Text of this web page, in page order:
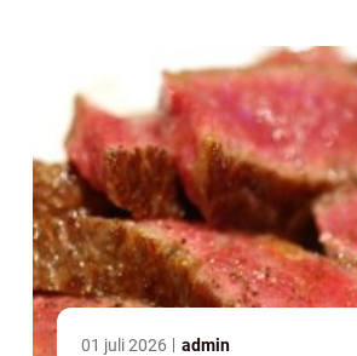
01 juli 2026 admin